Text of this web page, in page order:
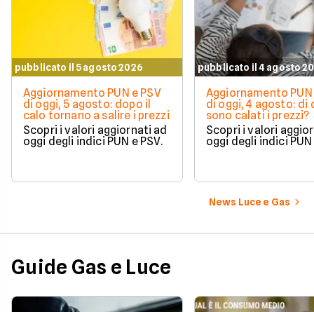
pubblicato il 5 agosto 2026
Aggiornamento PUN e PSV
di oggi, 5 agosto: dopo il
calo tornano a salire i prezzi
Scopri i valori aggiornati ad
oggi degli indici PUN e PSV.
pubblicato il 4 agosto
Aggiornamento PUN
di oggi, 4 agosto: di
sono calati i prezzi?
Scopri i valori
oggi degli indici PUN
News Luce e Gas
Guide Gas e Luce